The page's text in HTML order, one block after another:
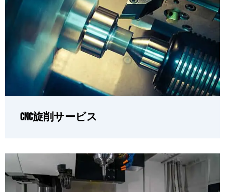
CNC旋削サービス